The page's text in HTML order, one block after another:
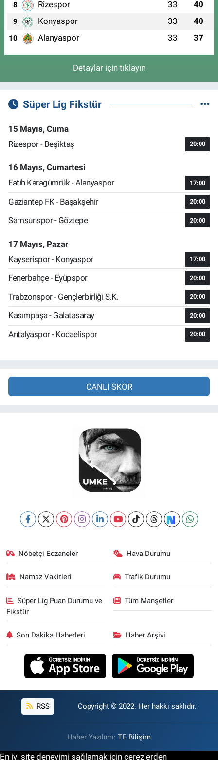
8 Rizespor 33 40
9 Konyaspor 33 40
10 Alanyaspor 33 37
Detaylar için tıklayın
Süper Lig Fikstür
15 Mayıs, Cuma
Rizespor - Beşiktaş
20:00
16 Mayıs, Cumartesi
Fatih Karagümrük - Alanyaspor
17:00
Gaziantep FK - Başakşehir 20:00
Samsunspor - Göztepe 20:00
17 Mayıs, Pazar
Kayserispor - Konyaspor
17:00
Fenerbahçe - Eyüpspor 20:00
Trabzonspor - Gençlerbirliği S.K. 20:00
Kasımpaşa - Galatasaray 20:00
Antalyaspor - Kocaelispor 20:00
CANLI SKOR
Nöbetçi Eczaneler Hava Durumu
Namaz Vakitleri Trafik Durumu
Süper Lig Puan Durumu ve
Fikstür
Tüm Manşetler
Son Dakika Haberleri Haber Arşivi
RSS Copyright © 2022. Her hakkı saklıdır.
Haber Yazılımı: TE Bilişim
En iyi site deneyimi sağlamak için çerezlerden